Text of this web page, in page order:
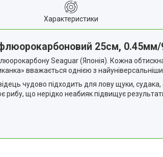
Характеристики
25см,
Seaguar (Японія). Кожна
вважається однією з
чудово підходить для лову щуки,
рибу, що нерідко неабияк підвищує